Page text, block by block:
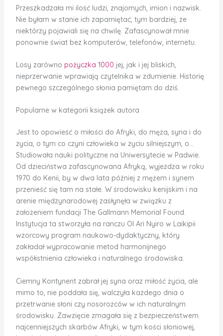
Przeszkadzała mi ilość ludzi, znajomych, imion i nazwisk.
Nie byłam w stanie ich zapamiętać, tym bardziej, że
niektórzy pojawiali się na chwilę. Zafascynował mnie
ponownie świat bez komputerów, telefonów, internetu.
Losy zarówno pożyczka 1000 jej, jak i jej bliskich,
nieprzerwanie wprawiają czytelnika w zdumienie. Historię
pewnego szczególnego słonia pamiętam do dziś.
Popularne w kategorii książek autora
Jest to opowieść o miłości do Afryki, do męża, syna i do
życia, o tym co czyni człowieka w życiu silniejszym, o…
Studiowała nauki polityczne na Uniwersytecie w Padwie.
Od dzieciństwa zafascynowana Afryką, wyjeżdża w roku
1970 do Kenii, by w dwa lata później z mężem i synem
przenieść się tam na stałe. W środowisku kenijskim i na
arenie międzynarodowej zasłynęła w związku z
założeniem fundacji The Gallmann Memorial Found.
Instytucja ta stworzyła na ranczu Ol Ari Nyiro w Laikipii
wzorcowy program naukowo-dydaktyczny, który
zakładał wypracowanie metod harmonijnego
współistnienia człowieka i naturalnego środowiska.
Ciemny Kontynent zabrał jej syna oraz miłość życia, ale
mimo to, nie poddała się, walczyła każdego dnia o
przetrwanie słoni czy nosorożców w ich naturalnym
środowisku. Zawzięcie zmagała się z bezpieczeństwem
najcenniejszych skarbów Afryki, w tym kości słoniowej,